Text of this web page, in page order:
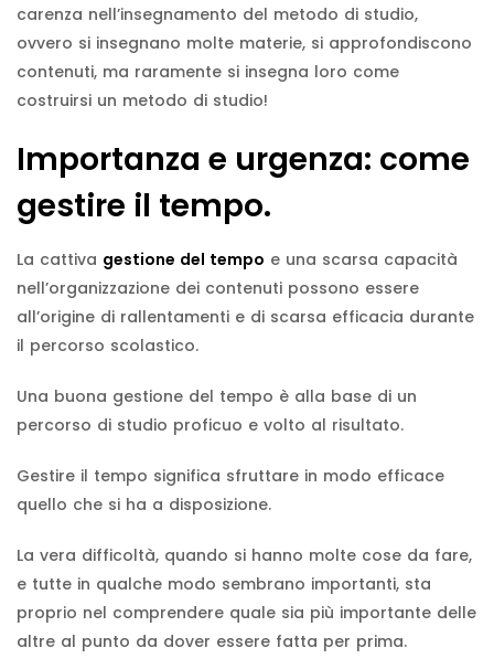
carenza nell’insegnamento del metodo di studio,
ovvero si insegnano molte materie, si approfondiscono
contenuti, ma raramente si insegna loro come
costruirsi un metodo di studio!
Importanza e urgenza: come
gestire il tempo.
La cattiva gestione del tempo e una scarsa capacità
nell’organizzazione dei contenuti possono essere
all’origine di rallentamenti e di scarsa efficacia durante
il percorso scolastico.
Una buona gestione del tempo è alla base di un
percorso di studio proficuo e volto al risultato.
Gestire il tempo significa sfruttare in modo efficace
quello che si ha a disposizione.
La vera difficoltà, quando si hanno molte cose da fare,
e tutte in qualche modo sembrano importanti, sta
proprio nel comprendere quale sia più importante delle
altre al punto da dover essere fatta per prima.